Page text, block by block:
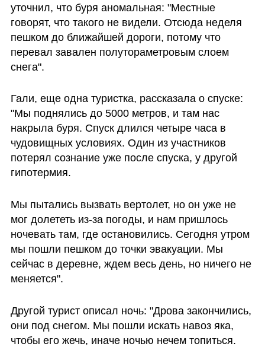
уточнил, что буря аномальная: "Местные
говорят, что такого не видели. Отсюда неделя
пешком до ближайшей дороги, потому что
перевал завален полутораметровым слоем
снега".
Гали, еще одна туристка, рассказала о спуске:
"Мы поднялись до 5000 метров, и там нас
накрыла буря. Спуск длился четыре часа в
чудовищных условиях. Один из участников
потерял сознание уже после спуска, у другой
гипотермия.
Мы пытались вызвать вертолет, но он уже не
мог долететь из-за погоды, и нам пришлось
ночевать там, где остановились. Сегодня утром
мы пошли пешком до точки эвакуации. Мы
сейчас в деревне, ждем весь день, но ничего не
меняется".
Другой турист описал ночь: "Дрова закончились,
они под снегом. Мы пошли искать навоз яка,
чтобы его жечь, иначе ночью нечем топиться.